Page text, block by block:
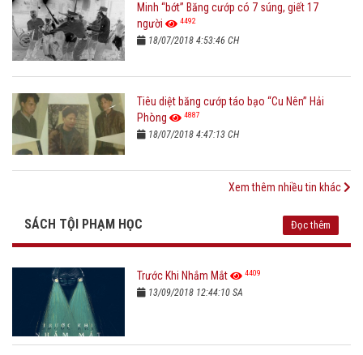
Minh “bớt” Băng cướp có 7 súng, giết 17
người
4492
18/07/2018 4:53:46 CH
Tiêu diệt băng cướp táo bạo “Cu Nên” Hải
Phòng
4887
18/07/2018 4:47:13 CH
Xem thêm nhiều tin khác
SÁCH TỘI PHẠM HỌC Đọc thêm
Trước Khi Nhắm Mắt 4409
13/09/2018 12:44:10 SA